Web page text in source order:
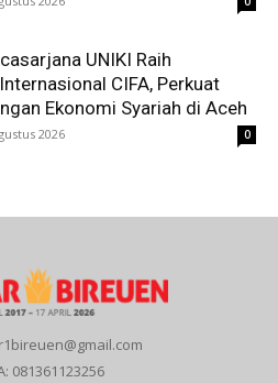
UNIKI Raih
CIFA, Perkuat
Ekonomi Syariah di Aceh
2026 0
081361123256